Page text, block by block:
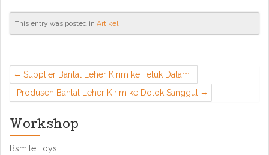
This entry was posted in Artikel.
Supplier Bantal Leher Kirim ke Teluk Dalam
Produsen Bantal Leher Kirim ke Dolok Sanggul
Workshop
Bsmile Toys